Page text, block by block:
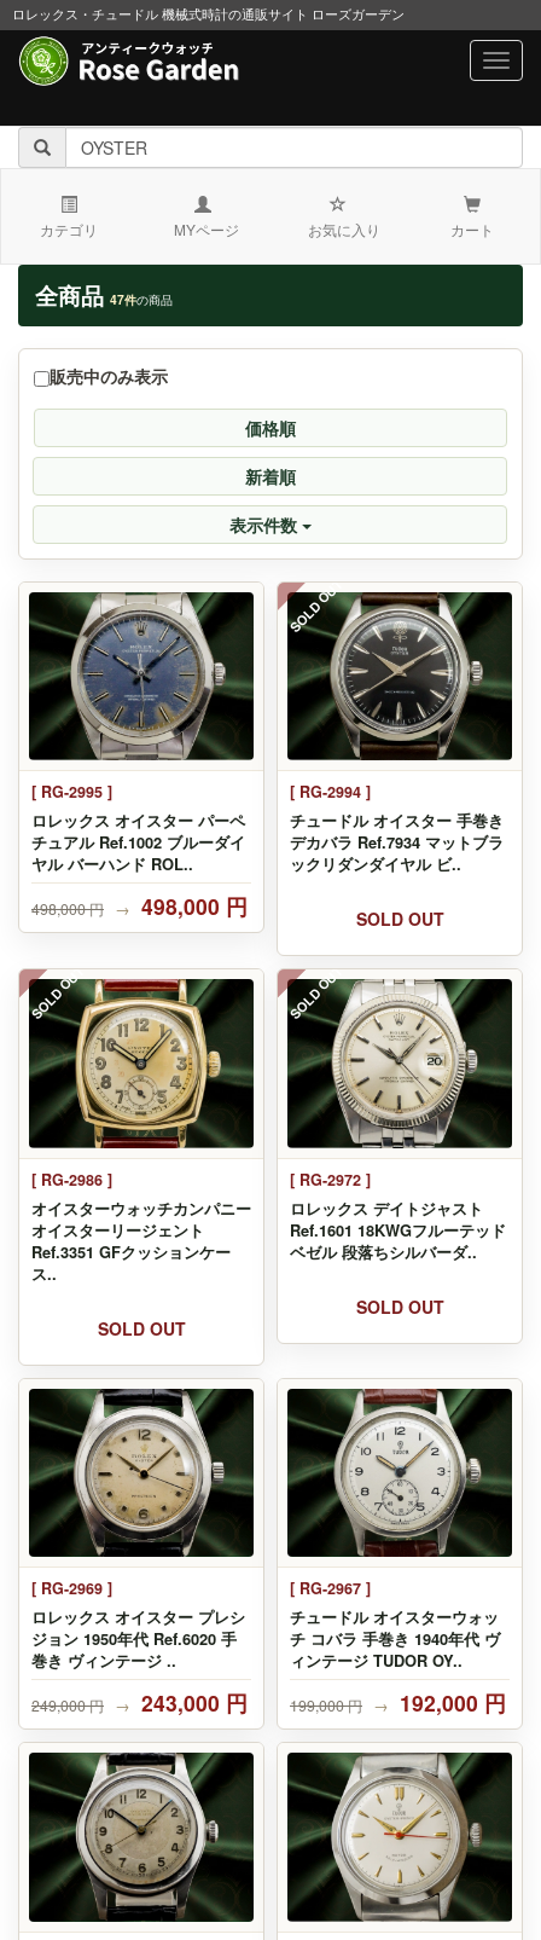
ロレックス・チュードル 機械式時計の通販サイト ローズガーデン
カテゴリ MYページ お気に入り カート
全商品 47件の商品
販売中のみ表示
価格順
新着順
表示件数
[ RG-2995 ]
ロレックス オイスター パーペ
チュアル Ref.1002 ブルーダイ
ヤル バーハンド ROL..
498,000 円 → 498,000 円
SOLD OUT
[ RG-2994 ]
チュードル オイスター 手巻き
デカバラ Ref.7934 マットブラ
ックリダンダイヤル ビ..
SOLD OUT
SOLD OUT
[ RG-2986 ]
オイスターウォッチカンパニー
オイスターリージェント
Ref.3351 GFクッションケー
ス..
SOLD OUT
SOLD OUT
[ RG-2972 ]
ロレックス デイトジャスト
Ref.1601 18KWGフルーテッド
ベゼル 段落ちシルバーダ..
SOLD OUT
[ RG-2969 ]
ロレックス オイスター プレシ
ジョン 1950年代 Ref.6020 手
巻き ヴィンテージ ..
249,000 円 → 243,000 円
[ RG-2967 ]
チュードル オイスターウォッ
チ コバラ 手巻き 1940年代 ヴ
ィンテージ TUDOR OY..
199,000 円 → 192,000 円